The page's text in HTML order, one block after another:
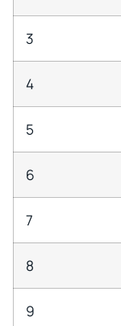
3
4
5
6
7
8
9